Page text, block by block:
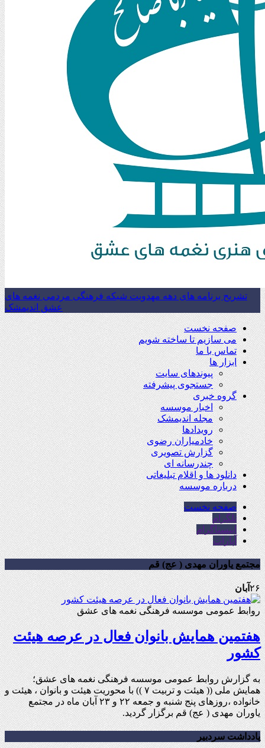
تشریح برنامه های دهه مهدویت شبکه فرهنگی مردمی نغمه های
عشق اندیمشک
صفحه نخست
می سازیم تا ساخته شویم
تماس با ما
ابزار ها
پیوندهای سایت
جستجوی پیشرفته
گروه خبری
اخبار موسسه
مجله اندیمشک
رویدادها
خادمیاران رضوی
گزارش تصویری
چندرسانه ای
دانلود ها و اقلام تبلیغاتی
درباره موسسه
صفحه نخست
تلگرام
اینستاگرام
آپارات
مجتمع یاوران مهدی ( عج) قم
۲۶آبان
روابط عمومی موسسه فرهنگی نغمه های عشق
هفتمین همایش بانوان فعال در عرصه‌ هیئت
کشور
به گزارش روابط عمومی موسسه فرهنگی نغمه های عشق؛
همایش ملی (( هیئت و تربیت ۷ )) با محوریت هیئت و بانوان ، هیئت و
خانواده ،روزهای پنج شنبه و جمعه ۲۲ و ۲۳ آبان ماه در مجتمع
یاوران مهدی ( عج) قم برگزار گردید.
یادداشت سردبیر